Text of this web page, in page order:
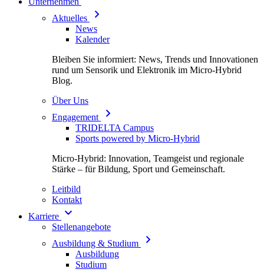
Aktuelles
News
Kalender
Bleiben Sie informiert: News, Trends und Innovationen
rund um Sensorik und Elektronik im Micro-Hybrid
Blog.
Über Uns
Engagement
TRIDELTA Campus
Sports powered by Micro-Hybrid
Micro-Hybrid: Innovation, Teamgeist und regionale
Stärke – für Bildung, Sport und Gemeinschaft.
Leitbild
Kontakt
Karriere
Stellenangebote
Ausbildung & Studium
Ausbildung
Studium